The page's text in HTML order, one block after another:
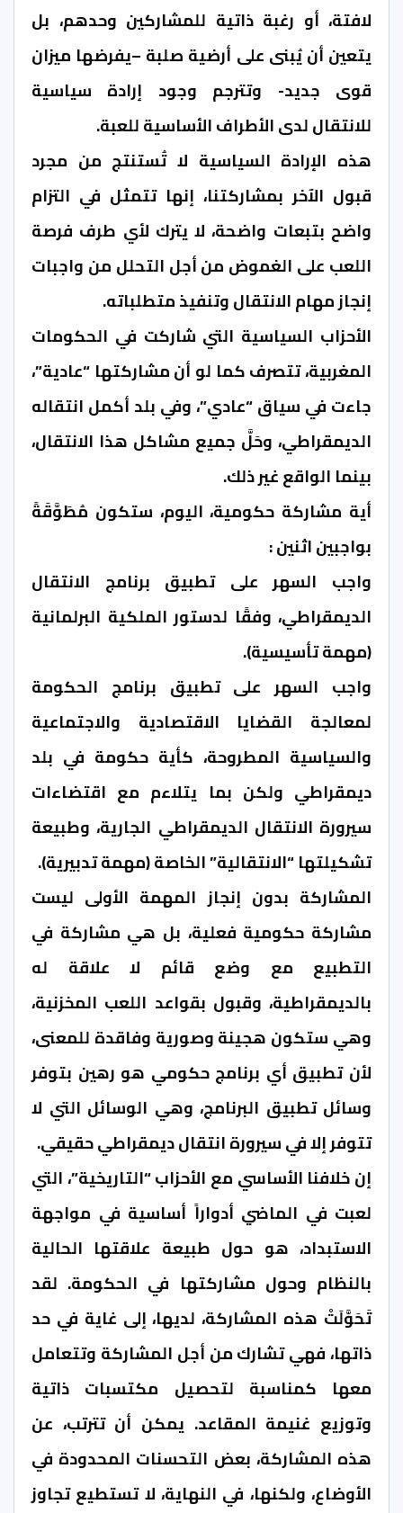
لافتة، أو رغبة ذاتية للمشاركين وحدهم، بل
يتعين أن يُبنى على أرضية صلبة –يفرضها ميزان
قوى جديد- وتترجم وجود إرادة سياسية
للانتقال لدى الأطراف الأساسية للعبة.
هذه الإرادة السياسية لا تُستنتج من مجرد
قبول الآخر بمشاركتنا، إنها تتمثل في التزام
واضح بتبعات واضحة، لا يترك لأي طرف فرصة
اللعب على الغموض من أجل التحلل من واجبات
إنجاز مهام الانتقال وتنفيذ متطلباته.
الأحزاب السياسية التي شاركت في الحكومات
المغربية، تتصرف كما لو أن مشاركتها “عادية”،
جاءت في سياق “عادي”، وفي بلد أكمل انتقاله
الديمقراطي، وحَلَّ جميع مشاكل هذا الانتقال،
بينما الواقع غير ذلك.
أية مشاركة حكومية، اليوم، ستكون مُطَوَّقَةً
بواجبين اثنين :
واجب السهر على تطبيق برنامج الانتقال
الديمقراطي، وفقًا لدستور الملكية البرلمانية
(مهمة تأسيسية).
واجب السهر على تطبيق برنامج الحكومة
لمعالجة القضايا الاقتصادية والاجتماعية
والسياسية المطروحة، كأية حكومة في بلد
ديمقراطي ولكن بما يتلاءم مع اقتضاءات
سيرورة الانتقال الديمقراطي الجارية، وطبيعة
تشكيلتها “الانتقالية” الخاصة (مهمة تدبيرية).
المشاركة بدون إنجاز المهمة الأولى ليست
مشاركة حكومية فعلية، بل هي مشاركة في
التطبيع مع وضع قائم لا علاقة له
بالديمقراطية، وقبول بقواعد اللعب المخزنية،
وهي ستكون هجينة وصورية وفاقدة للمعنى،
لأن تطبيق أي برنامج حكومي هو رهين بتوفر
وسائل تطبيق البرنامج، وهي الوسائل التي لا
تتوفر إلا في سيرورة انتقال ديمقراطي حقيقي.
إن خلافنا الأساسي مع الأحزاب “التاريخية”، التي
لعبت في الماضي أدواراً أساسية في مواجهة
الاستبداد، هو حول طبيعة علاقتها الحالية
بالنظام وحول مشاركتها في الحكومة. لقد
تَحَوَّلَتْ هذه المشاركة، لديها، إلى غاية في حد
ذاتها، فهي تشارك من أجل المشاركة وتتعامل
معها كمناسبة لتحصيل مكتسبات ذاتية
وتوزيع غنيمة المقاعد. يمكن أن تترتب، عن
هذه المشاركة، بعض التحسنات المحدودة في
الأوضاع، ولكنها، في النهاية، لا تستطيع تجاوز